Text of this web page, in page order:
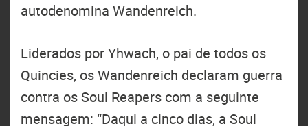
autodenomina Wandenreich.
Liderados por Yhwach, o pai de todos os
Quincies, os Wandenreich declaram guerra
contra os Soul Reapers com a seguinte
mensagem: “Daqui a cinco dias, a Soul